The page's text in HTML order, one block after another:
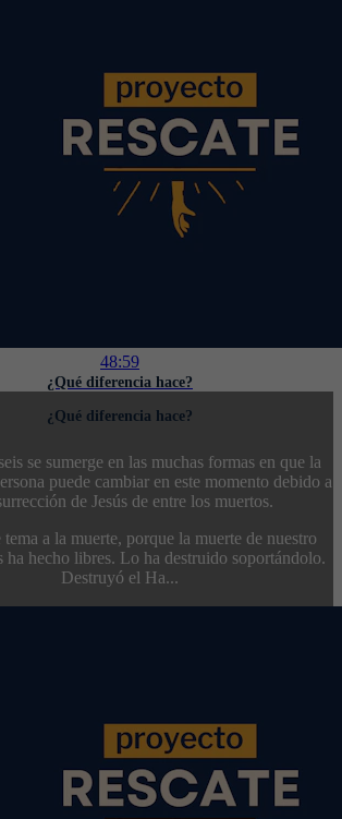
48:59
¿Qué diferencia hace?
¿Qué diferencia hace?
se sumerge en las muchas formas en que la
puede cambiar en este momento debido a
de Jesús de entre los muertos.
tema a la muerte, porque la muerte de nuestro
ha hecho libres. Lo ha destruido soportándolo.
Destruyó el Ha...